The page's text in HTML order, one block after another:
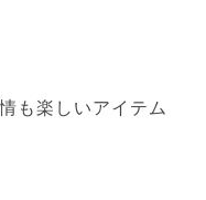
も楽しいアイテム